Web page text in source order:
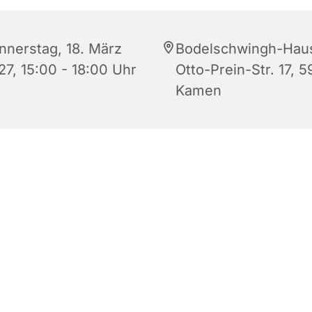
18. März
15:00 - 18:00 Uhr
Bodelschwingh-
Otto-Prein-Str. 17,
Kamen